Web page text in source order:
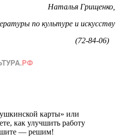
Наталья Грищенко,
по культуре и искусству
(72-84-06)
карты» или
как улучшить работу
— решим!